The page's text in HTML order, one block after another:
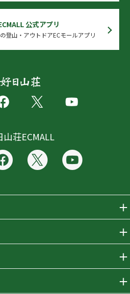
公式アプリ
登山・アウトドアECモールアプリ
山荘ECMALL
さがす
一覧